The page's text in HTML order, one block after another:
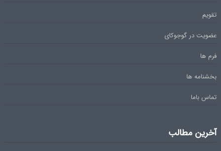
تقویم
عضویت در گوجوکای
فرم ها
بخشنامه ها
تماس باما
آخرین مطالب